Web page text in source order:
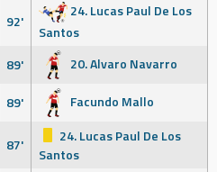
92'
24. Lucas Paul De Los
Santos
89'
20. Alvaro Navarro
89' Facundo Mallo
87'
24. Lucas Paul De Los
Santos